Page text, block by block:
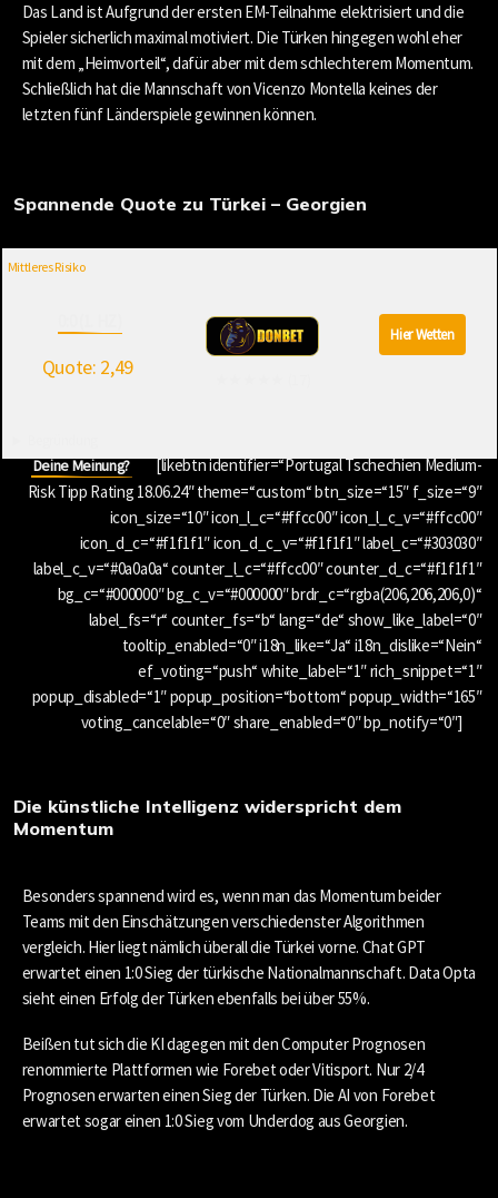
Das Land ist Aufgrund der ersten EM-Teilnahme elektrisiert und die
Spieler sicherlich maximal motiviert. Die Türken hingegen wohl eher
mit dem „Heimvorteil“, dafür aber mit dem schlechterem Momentum.
Schließlich hat die Mannschaft von Vicenzo Montella keines der
letzten fünf Länderspiele gewinnen können.
Spannende Quote zu Türkei – Georgien
Mittleres Risiko
Hier Wetten
Quote: 2,49
Deine Meinung?
[likebtn identifier=“Portugal Tschechien Medium-
Risk Tipp Rating 18.06.24″ theme=“custom“ btn_size=“15″ f_size=“9″
icon_size=“10″ icon_l_c=“#ffcc00″ icon_l_c_v=“#ffcc00″
icon_d_c=“#f1f1f1″ icon_d_c_v=“#f1f1f1″ label_c=“#303030″
label_c_v=“#0a0a0a“ counter_l_c=“#ffcc00″ counter_d_c=“#f1f1f1″
bg_c=“#000000″ bg_c_v=“#000000″ brdr_c=“rgba(206,206,206,0)“
label_fs=“r“ counter_fs=“b“ lang=“de“ show_like_label=“0″
tooltip_enabled=“0″ i18n_like=“Ja“ i18n_dislike=“Nein“
ef_voting=“push“ white_label=“1″ rich_snippet=“1″
popup_disabled=“1″ popup_position=“bottom“ popup_width=“165″
voting_cancelable=“0″ share_enabled=“0″ bp_notify=“0″]
Die künstliche Intelligenz widerspricht dem
Momentum
Besonders spannend wird es, wenn man das Momentum beider
Teams mit den Einschätzungen verschiedenster Algorithmen
vergleich. Hier liegt nämlich überall die Türkei vorne. Chat GPT
erwartet einen 1:0 Sieg der türkische Nationalmannschaft. Data Opta
sieht einen Erfolg der Türken ebenfalls bei über 55%.
Beißen tut sich die KI dagegen mit den Computer Prognosen
renommierte Plattformen wie Forebet oder Vitisport. Nur 2/4
Prognosen erwarten einen Sieg der Türken. Die AI von Forebet
erwartet sogar einen 1:0 Sieg vom Underdog aus Georgien.